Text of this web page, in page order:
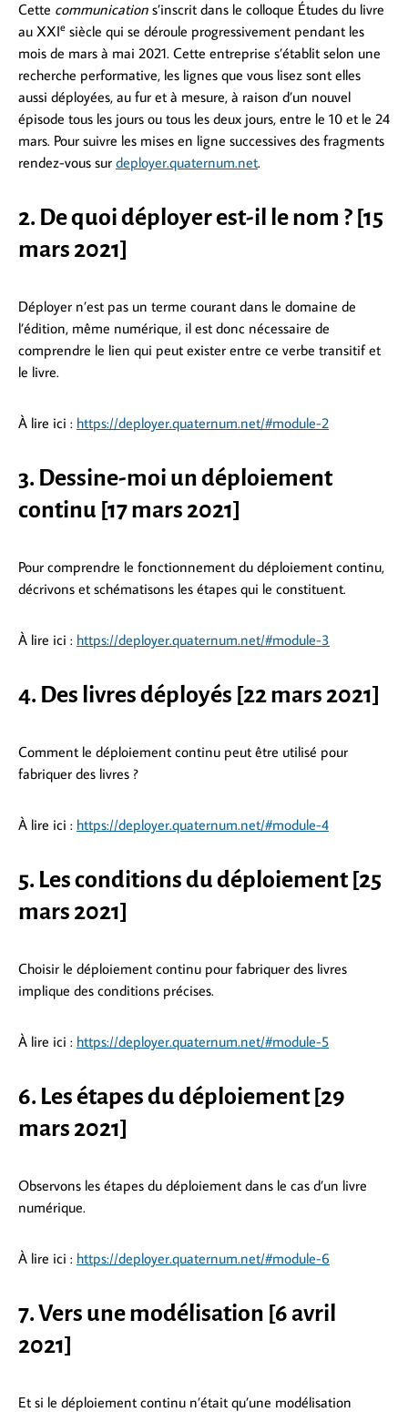
Cette communication s’inscrit dans le colloque Études du livre
au XXIe siècle qui se déroule progressivement pendant les
mois de mars à mai 2021. Cette entreprise s’établit selon une
recherche performative, les lignes que vous lisez sont elles
aussi déployées, au fur et à mesure, à raison d’un nouvel
épisode tous les jours ou tous les deux jours, entre le 10 et le 24
mars. Pour suivre les mises en ligne successives des fragments
rendez-vous sur deployer.quaternum.net.
2. De quoi déployer est-il le nom ? [15
mars 2021]
Déployer n’est pas un terme courant dans le domaine de
l’édition, même numérique, il est donc nécessaire de
comprendre le lien qui peut exister entre ce verbe transitif et
le livre.
À lire ici : https://deployer.quaternum.net/#module-2
3. Dessine-moi un déploiement
continu [17 mars 2021]
Pour comprendre le fonctionnement du déploiement continu,
décrivons et schématisons les étapes qui le constituent.
À lire ici : https://deployer.quaternum.net/#module-3
4. Des livres déployés [22 mars 2021]
Comment le déploiement continu peut être utilisé pour
fabriquer des livres ?
À lire ici : https://deployer.quaternum.net/#module-4
5. Les conditions du déploiement [25
mars 2021]
Choisir le déploiement continu pour fabriquer des livres
implique des conditions précises.
À lire ici : https://deployer.quaternum.net/#module-5
6. Les étapes du déploiement [29
mars 2021]
Observons les étapes du déploiement dans le cas d’un livre
numérique.
À lire ici : https://deployer.quaternum.net/#module-6
7. Vers une modélisation [6 avril
2021]
Et si le déploiement continu n’était qu’une modélisation